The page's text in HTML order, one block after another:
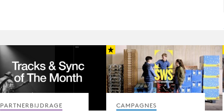
PARTNERBIJDRAGE CAMPAGNES